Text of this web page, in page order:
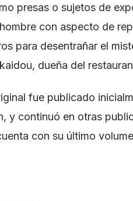
presas o sujetos de
con aspecto de
para desentrañar el
dueña del
fue publicado
y continuó en otras
con su último